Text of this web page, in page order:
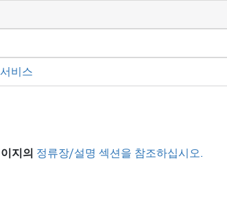
비스
지의 정류장/설명 섹션을 참조하십시오.